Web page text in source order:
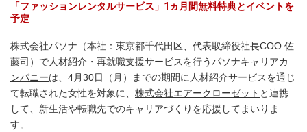
「ファッションレンタルサービス」1ヵ月間無料特典とイベントを
予定
株式会社パソナ（本社：東京都千代田区、代表取締役社長COO 佐
藤司）で人材紹介・再就職支援サービスを行うパソナキャリアカ
ンパニーは、4月30日（月）までの期間に人材紹介サービスを通じ
て転職された女性を対象に、 株式会社エアークローゼット と連携
して、新生活や転職先でのキャリアづくりを応援してまいりま
す。